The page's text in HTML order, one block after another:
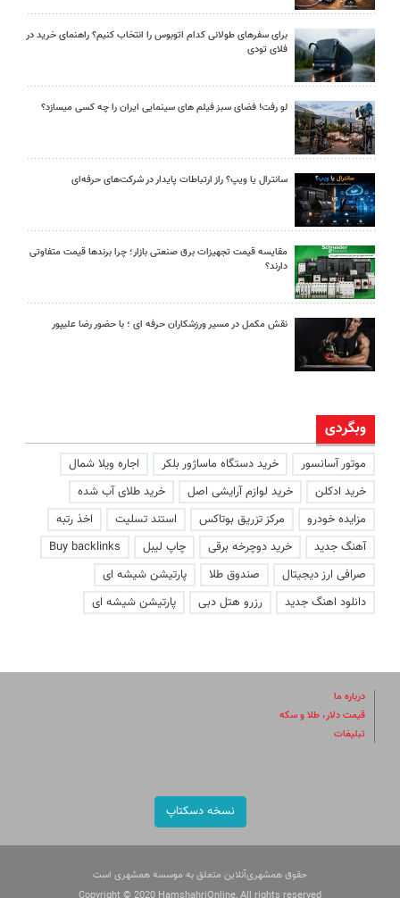
برای سفرهای طولانی کدام اتوبوس را انتخاب کنیم؟ راهنمای خرید در
فلای تودی
لو رفت! فضای سبز فیلم های سینمایی ایران را چه کسی میسازد؟
سانترال یا ویپ؟ راز ارتباطات پایدار در شرکت‌های حرفه‌ای
مقایسه قیمت تجهیزات برق صنعتی بازار؛ چرا برندها قیمت متفاوتی
دارند؟
نقش مکمل در مسیر ورزشکاران حرفه ای ؛ با حضور رضا علیپور
وبگردی
موتور آسانسور خرید دستگاه ماساژور بلکر
اجاره ویلا شمال
خرید ادکلن
خرید لوازم آرایشی اصل
خرید طلای آب شده
مزایده خودرو
مرکز تزریق بوتاکس استند تسلیت
اخذ رتبه
آهنگ جدید
خرید دوچرخه برقی چاپ لیبل
Buy backlinks
صرافی ارز دیجیتال
صندوق طلا
پارتیشن شیشه ای
دانلود اهنگ جدید
رزرو هتل دبی پارتیشن شیشه ای
درباره ما
قیمت دلار، طلا و سکه
تبلیغات
نسخه دسکتاپ
حقوق همشهری‌آنلاین متعلق به موسسه همشهری است